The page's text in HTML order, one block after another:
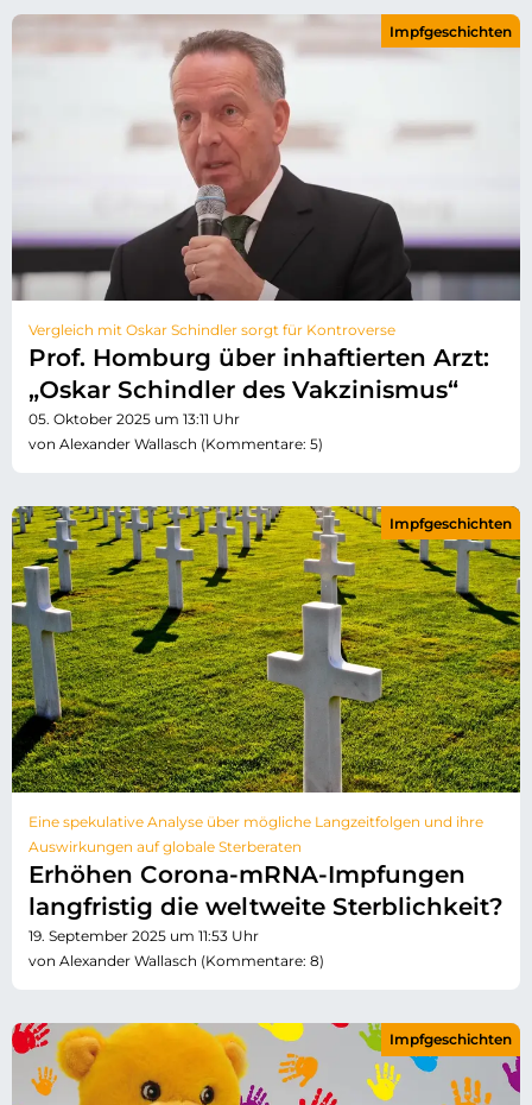
Vergleich mit Oskar Schindler sorgt für Kontroverse
Prof. Homburg über inhaftierten Arzt:
„Oskar Schindler des Vakzinismus“
05. Oktober 2025 um 13:11 Uhr
von Alexander Wallasch (Kommentare: 5)
Impfgeschichten
Eine spekulative Analyse über mögliche Langzeitfolgen und ihre
Auswirkungen auf globale Sterberaten
Erhöhen Corona-mRNA-Impfungen
langfristig die weltweite Sterblichkeit?
19. September 2025 um 11:53 Uhr
von Alexander Wallasch (Kommentare: 8)
Impfgeschichten
Impfgeschichten